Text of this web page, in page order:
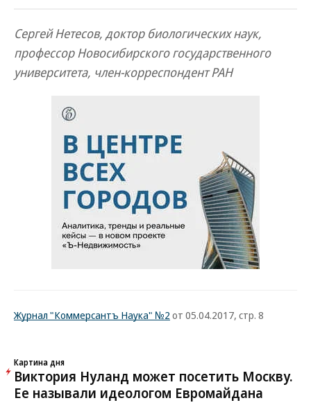
Сергей Нетесов, доктор биологических наук,
профессор Новосибирского государственного
университета, член-корреспондент РАН
Журнал "Коммерсантъ Наука" №2 от 05.04.2017, стр. 8
Картина дня
Виктория Нуланд может посетить Москву.
Ее называли идеологом Евромайдана